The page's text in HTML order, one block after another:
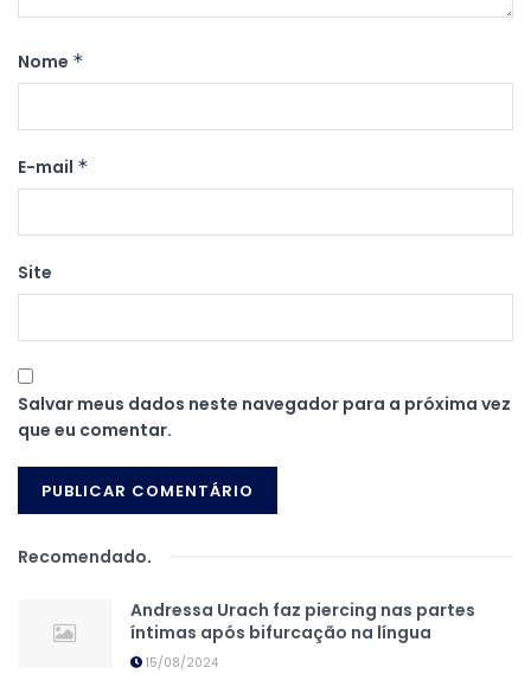
Nome *
E-mail *
Site
Salvar meus dados neste navegador para a próxima vez
que eu comentar.
Recomendado.
Andressa Urach faz piercing nas partes
íntimas após bifurcação na língua
15/08/2024